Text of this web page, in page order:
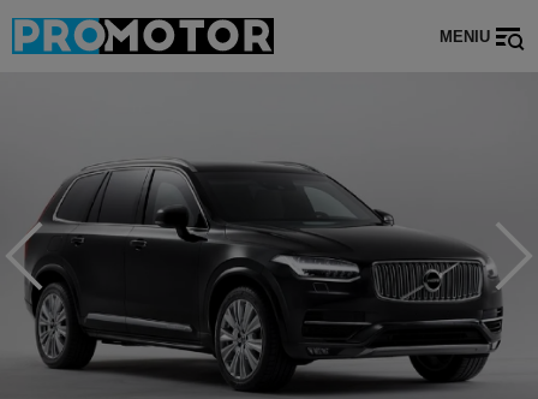
MENIU